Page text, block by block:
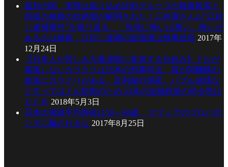
裁判の闇 実態は振り込め詐欺グループの報復殺害と
同様の検察の壮絶闇が解明された！三井環さんが”口封
じ逮捕事件”を振り返る 「告発に悔いは無い。悔いが
あるのは検察」口封じ逮捕の総指揮は検事総長 2017年
12月24日
【日本人が苦しみ大量虐殺に参加する仕組み】ドルが
暴落しないカラクリは日本の刑事司法、霞が関機構の
政策にカラクリがある 足利銀行倒産、バブル崩壊な
どすべてはドル防衛のため 日本の金融政策の司令塔は
ＣＦＲ 2018年5月3日
日本の実績平均寿命は50～60歳 マフィアのプロパガ
ンダに騙されるな 2017年8月25日